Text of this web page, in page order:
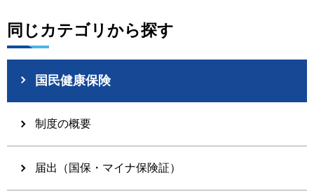
同じカテゴリから探す
国民健康保険
制度の概要
届出（国保・マイナ保険証）